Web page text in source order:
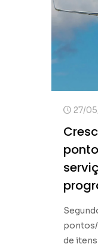
27/
pontos/
de